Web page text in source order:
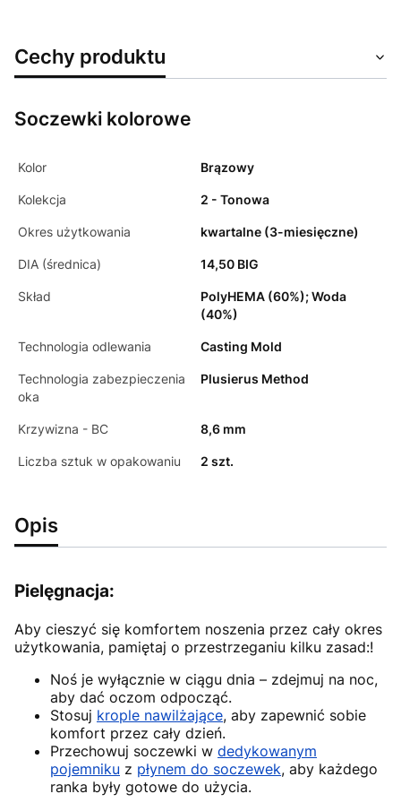
Cechy produktu
Soczewki kolorowe
Kolor Brązowy
Kolekcja 2 - Tonowa
Okres użytkowania kwartalne (3-miesięczne)
DIA (średnica) 14,50 BIG
Skład
PolyHEMA (60%); Woda
(40%)
Technologia odlewania Casting Mold
Technologia zabezpieczenia
oka
Plusierus Method
Krzywizna - BC 8,6 mm
Liczba sztuk w opakowaniu 2 szt.
Opis
Pielęgnacja:
Aby cieszyć się komfortem noszenia przez cały okres
użytkowania, pamiętaj o przestrzeganiu kilku zasad:!
Noś je wyłącznie w ciągu dnia – zdejmuj na noc,
aby dać oczom odpocząć.
Stosuj krople nawilżające, aby zapewnić sobie
komfort przez cały dzień.
Przechowuj soczewki w dedykowanym
pojemniku z płynem do soczewek, aby każdego
ranka były gotowe do użycia.